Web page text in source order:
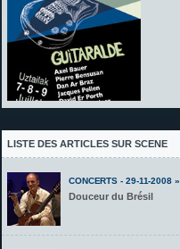
LISTE DES ARTICLES SUR SCENE
CONCERTS - 29-11-2008 »
Douceur du Brésil